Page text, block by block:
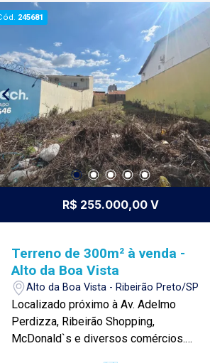
fundação em 1987, equilibra a
tradicionalidade com o arrojo e a força
comercial da atualidade. Temos mais
de 140 funcionários e parceiros de
negócios e ao longo da nossa
caminhada já administramos mais de
20.000 locações e realizamos mais de
3.000 vendas de imóveis. Temos o
maior inventário de cadastros de
imóveis de Ribeirão Preto e região com
mais de 20.000 opções, em todos os
padrões e para todos os gostos de
comprar, alugar ou negociar seu próprio
imóvel, nós somos a imobiliária certa,
porque para a Lago o que vale é o
relacionamento, portanto, venha tomar
um café conosco em uma de nossas
três lojas: Lago Vendas - Av.
245681
R$ 255.000,00 V
Terreno de 300m² à venda -
Alto da Boa Vista
Alto da Boa Vista - Ribeirão Preto/SP
Localizado próximo à Av. Adelmo
Perdizza, Ribeirão Shopping,
McDonald`s e diversos comércios.